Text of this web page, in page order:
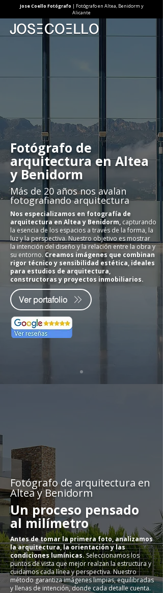
Jose Coello Fotógrafo | Fotógrafo en Altea, Benidorm y
Alicante
Fotógrafo de
arquitectura en Altea
y Benidorm
​Más de 20 años nos avalan
fotografiando arquitectura
Nos especializamos en fotografía de
arquitectura en Altea y Benidorm, capturando
la esencia de los espacios a través de la forma, la
luz y la perspectiva. Nuestro objetivo es mostrar
la intención del diseño y la relación entre la obra y
su entorno. Creamos imágenes que combinan
rigor técnico y sensibilidad estética, ideales
para estudios de arquitectura,
constructoras y proyectos inmobiliarios.
Ver portafolio
Fotógrafo de arquitectura en
Altea y Benidorm
Un proceso pensado
al milímetro
Antes de tomar la primera foto, analizamos
la arquitectura, la orientación y las
condiciones lumínicas.Seleccionamos los
puntos de vista que mejor realzan la estructura y
cuidamos cada línea y perspectiva. Nuestro
método garantiza imágenes limpias, equilibradas
y llenas de intención, donde cada detalle cuenta.